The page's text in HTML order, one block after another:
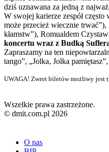
dziś uznawana za jedną z
W swojej karierze zespół
może przecież wiecznie
kłamstw”), Romualdem
koncertu wraz z Budką
Zapraszamy na ten
tango”, „Jolka, Jolka
UWAGA! Zwrot biletów możliwy jest
Wszelkie prawa zastrzeżone.
© dmit.com.pl 2026
O nas